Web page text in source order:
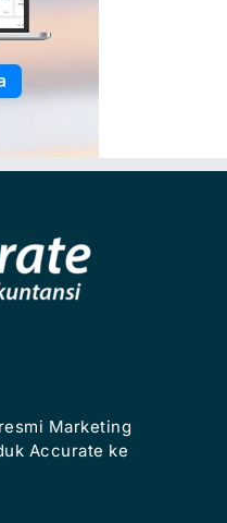
Marketing
Accurate ke